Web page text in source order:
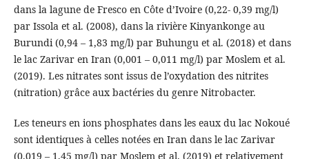
dans la lagune de Fresco en Côte d’Ivoire (0,22- 0,39 mg/l)
par Issola et al. (2008), dans la rivière Kinyankonge au
Burundi (0,94 – 1,83 mg/l) par Buhungu et al. (2018) et dans
le lac Zarivar en Iran (0,001 – 0,011 mg/l) par Moslem et al.
(2019). Les nitrates sont issus de l’oxydation des nitrites
(nitration) grâce aux bactéries du genre Nitrobacter.
Les teneurs en ions phosphates dans les eaux du lac Nokoué
sont identiques à celles notées en Iran dans le lac Zarivar
(0,019 – 1,45 mg/l) par Moslem et al. (2019) et relativement